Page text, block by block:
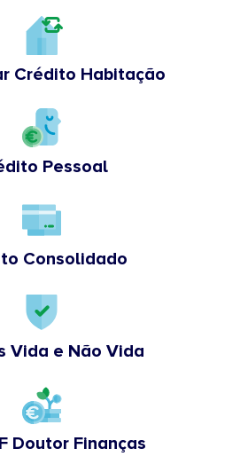
Crédito Habitação
Pessoal
Consolidado
Vida e Não Vida
Doutor Finanças